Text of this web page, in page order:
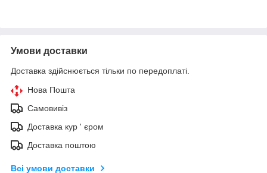
Умови доставки
Доставка здійснюється тільки по передоплаті.
Нова Пошта
Самовивіз
Доставка кур ' єром
Доставка поштою
Всі умови доставки